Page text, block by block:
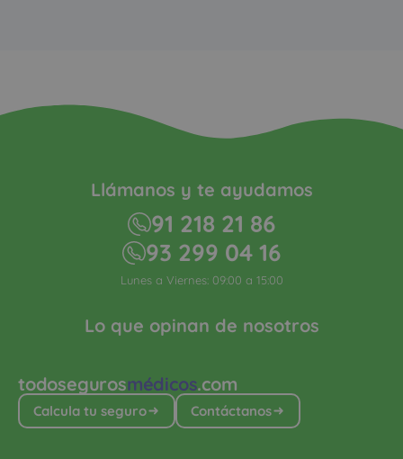
todosegurosmédicos.com
Calcula tu seguro Contáctanos
Lo que opinan de nosotros
Llámanos y te ayudamos
91 218 21 86
93 299 04 16
Lunes a Viernes: 09:00 a 15:00